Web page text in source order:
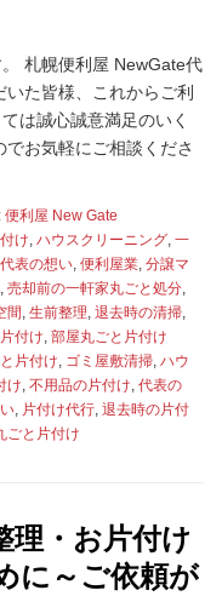
札幌便利屋 NewGate代
た皆様、これからご利
は誠心誠意満足のいく
お気軽にご相談くださ
便利屋 New Gate
け, ハウスクリーニング, 一
代表の想い, 便利屋業, 分譲マ
, 売却前の一軒家丸ごと処分,
間 , 生前整理, 退去時の清掃,
付け, 部屋丸ごと片付け
片付け, ゴミ屋敷清掃, ハウ
け, 不用品の片付け, 代表の
, 片付け代行, 退去時の片付
ごと片付け
理・お片付け
に～ご依頼が